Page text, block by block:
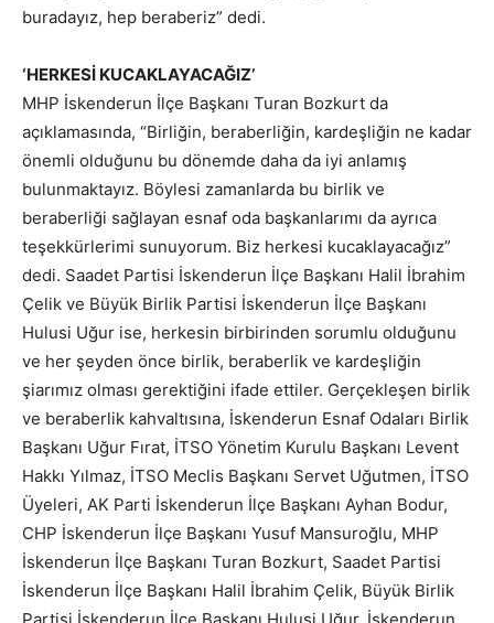
buradayız, hep beraberiz” dedi.
‘HERKESİ KUCAKLAYACAĞIZ’
MHP İskenderun İlçe Başkanı Turan Bozkurt da
açıklamasında, “Birliğin, beraberliğin, kardeşliğin ne kadar
önemli olduğunu bu dönemde daha da iyi anlamış
bulunmaktayız. Böylesi zamanlarda bu birlik ve
beraberliği sağlayan esnaf oda başkanlarımı da ayrıca
teşekkürlerimi sunuyorum. Biz herkesi kucaklayacağız”
dedi. Saadet Partisi İskenderun İlçe Başkanı Halil İbrahim
Çelik ve Büyük Birlik Partisi İskenderun İlçe Başkanı
Hulusi Uğur ise, herkesin birbirinden sorumlu olduğunu
ve her şeyden önce birlik, beraberlik ve kardeşliğin
şiarımız olması gerektiğini ifade ettiler. Gerçekleşen birlik
ve beraberlik kahvaltısına, İskenderun Esnaf Odaları Birlik
Başkanı Uğur Fırat, İTSO Yönetim Kurulu Başkanı Levent
Hakkı Yılmaz, İTSO Meclis Başkanı Servet Uğutmen, İTSO
Üyeleri, AK Parti İskenderun İlçe Başkanı Ayhan Bodur,
CHP İskenderun İlçe Başkanı Yusuf Mansuroğlu, MHP
İskenderun İlçe Başkanı Turan Bozkurt, Saadet Partisi
İskenderun İlçe Başkanı Halil İbrahim Çelik, Büyük Birlik